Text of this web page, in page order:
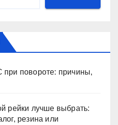
повороте: причины,
рейки лучше выбрать:
резина или